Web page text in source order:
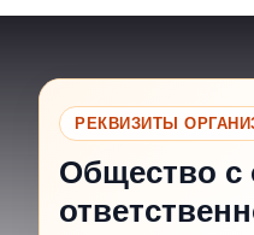
РЕКВИЗИТЫ
Общество с